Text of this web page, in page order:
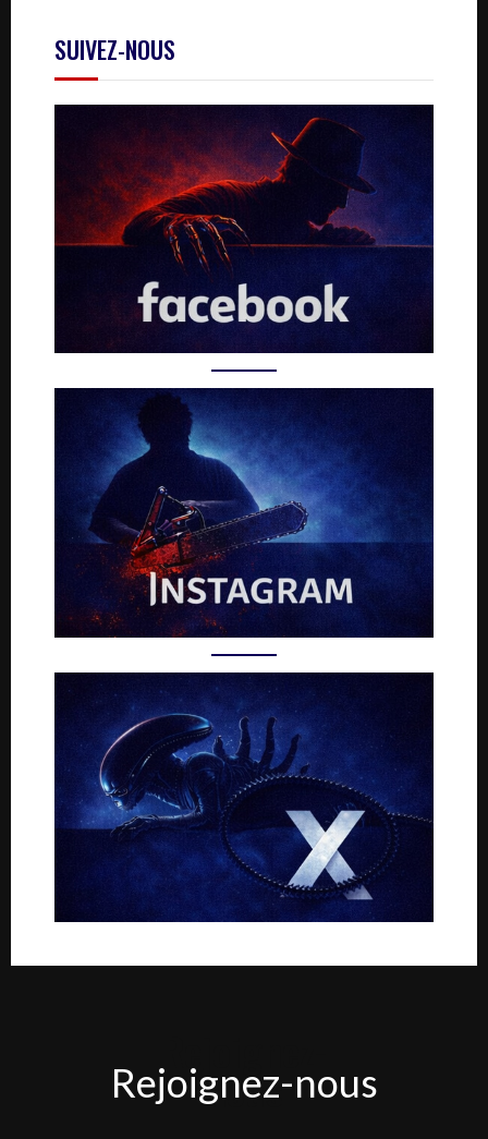
SUIVEZ-NOUS
nous
Rejoignez-nous